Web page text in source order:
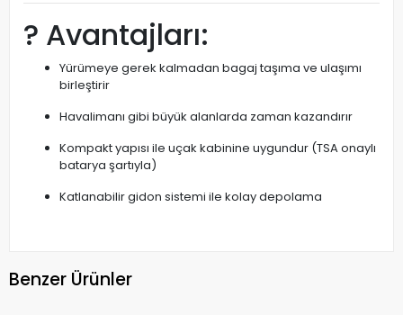
? Avantajları:
Yürümeye gerek kalmadan bagaj taşıma ve ulaşımı
birleştirir
Havalimanı gibi büyük alanlarda zaman kazandırır
Kompakt yapısı ile uçak kabinine uygundur (TSA onaylı
batarya şartıyla)
Katlanabilir gidon sistemi ile kolay depolama
Benzer Ürünler